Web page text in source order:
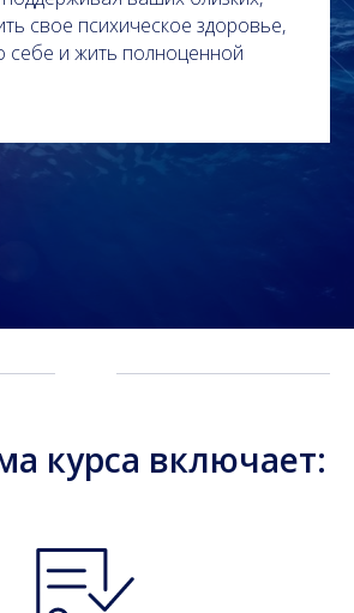
свое психическое здоровье,
себе и жить полноценной
курса включает: